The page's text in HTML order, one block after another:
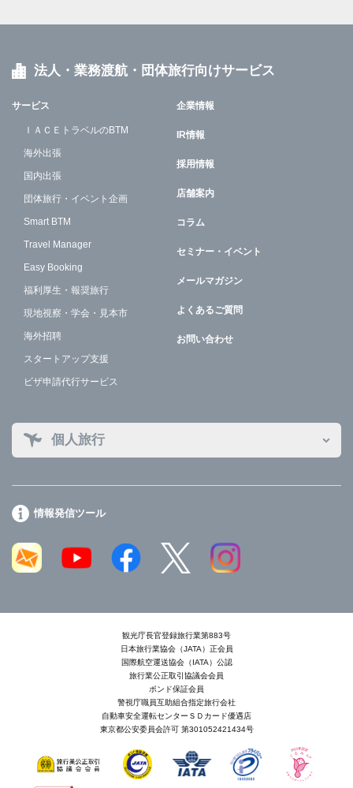
法人・業務渡航・団体旅行向けサービス
サービス
ＩＡＣＥトラベルのBTM
海外出張
国内出張
団体旅行・イベント企画
Smart BTM
Travel Manager
Easy Booking
福利厚生・報奨旅行
現地視察・学会・見本市
海外招聘
スタートアップ支援
ビザ申請代行サービス
企業情報
IR情報
採用情報
店舗案内
コラム
セミナー・イベント
メールマガジン
よくあるご質問
お問い合わせ
個人旅行
情報発信ツール
観光庁長官登録旅行業第883号
日本旅行業協会（JATA）正会員
国際航空運送協会（IATA）公認
旅行業公正取引協議会会員
ボンド保証会員
警視庁職員互助組合指定旅行会社
自動車安全運転センターＳＤカード優遇店
東京都公安委員会許可 第301052421434号